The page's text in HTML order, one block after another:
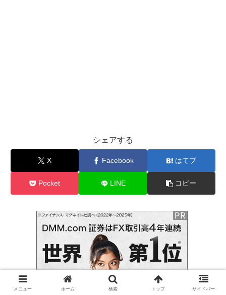
シェアする
X Facebook はてブ
Pocket LINE コピー
メニュー ホーム 検索 トップ サイドバー